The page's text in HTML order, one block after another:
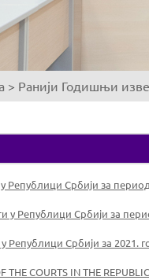
> Ранији Годишњи
Србији за
у Републици Србији за
Републици Србији за 2021.
COURTS IN THE